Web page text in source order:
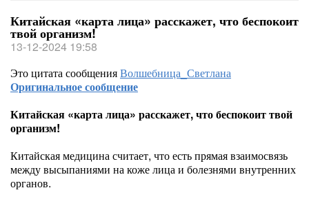
Китайская «карта лица» расскажет, что беспокоит
твой организм!
13-12-2024 19:58
Это цитата сообщенияВолшебница_Светлана
Оригинальное сообщение
Китайская «карта лица» расскажет, что беспокоит твой
организм!
Китайская медицина считает, что есть прямая взаимосвязь
между высыпаниями на коже лица и болезнями внутренних
органов.